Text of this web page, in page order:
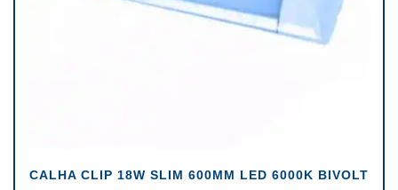
CALHA CLIP 18W SLIM 600MM LED 6000K BIVOLT